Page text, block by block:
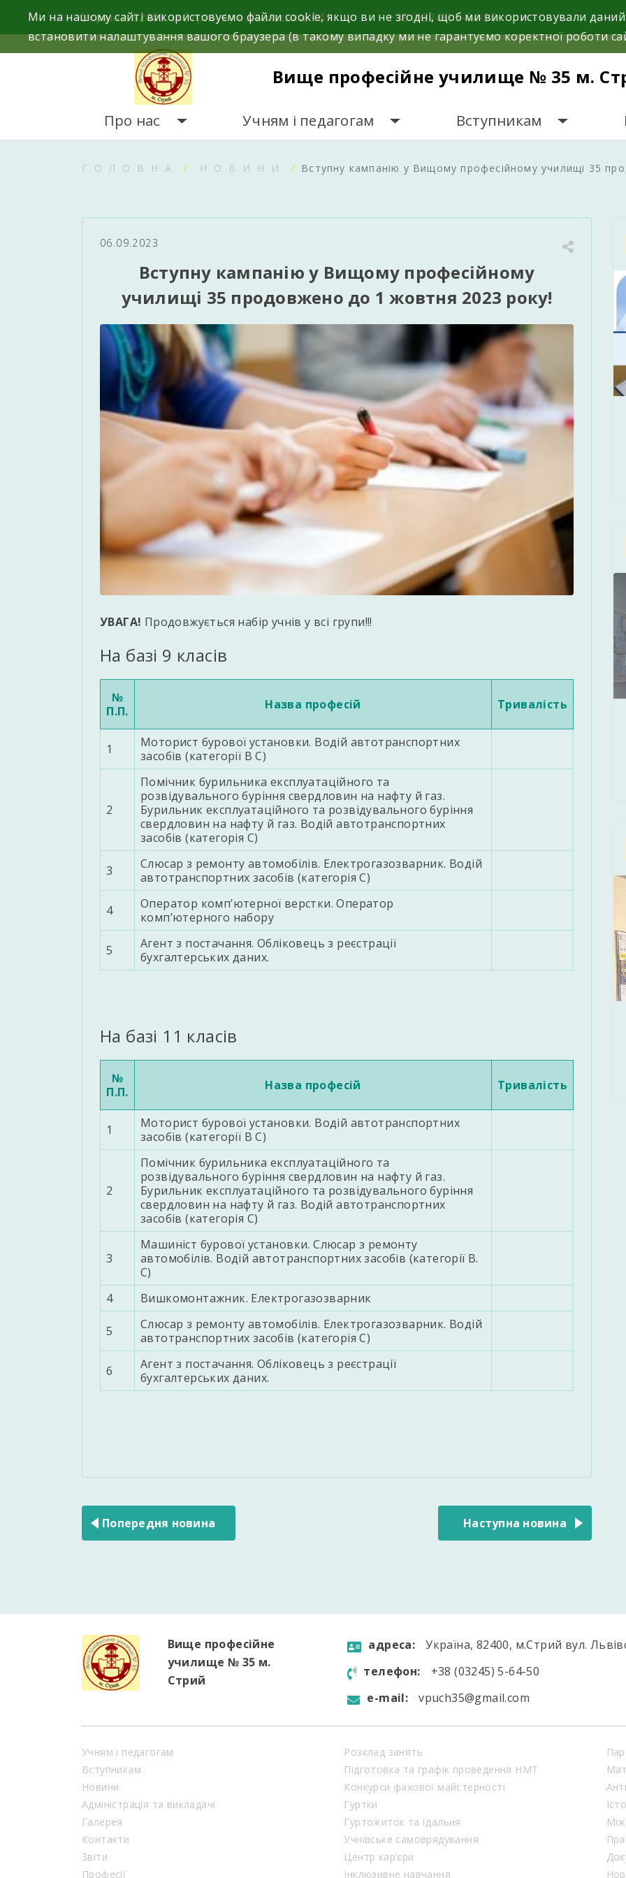
Україна, 82400, м.Стрий вул. Львівська, 141. +38 (03245) 5-64-50
Вище професійне училище № 35 м.
Про нас Учням і педагогам Вступникам
ГОЛОВНА НОВИНИ Вступну кампанію у Вищому професійному училищі 35
06.09.2023
Вступну кампанію у Вищому професійному
училищі 35 продовжено до 1 жовтня 2023 року!
УВАГА! Продовжується набір учнів у всі групи!!!
На базі 9 класів
№
П.П.
Назва професій Тривалiсть
1
Моторист бурової установки. Водій автотранспортних
засобів (категорії В С)
2
Помічник бурильника експлуатаційного та
розвідувального буріння свердловин на нафту й газ.
Бурильник експлуатаційного та розвідувального буріння
свердловин на нафту й газ. Водій автотранспортних
засобів (категорія С)
3
Слюсар з ремонту автомобілів. Електрогазозварник. Водій
автотранспортних засобів (категорія С)
4
Оператор комп’ютерної верстки. Оператор
комп’ютерного набору
5
Агент з постачання. Обліковець з реєстрації
бухгалтерських даних.
На базі 11 класів
№
П.П.
Назва професій Тривалiсть
1
Моторист бурової установки. Водій автотранспортних
засобів (категорії В С)
2
Помічник бурильника експлуатаційного та
розвідувального буріння свердловин на нафту й газ.
Бурильник експлуатаційного та розвідувального буріння
свердловин на нафту й газ. Водій автотранспортних
засобів (категорія С)
3
Машиніст бурової установки. Слюсар з ремонту
автомобілів. Водій автотранспортних засобів (категорії В.
С)
4
Вишкомонтажник. Електрогазозварник
5
Слюсар з ремонту автомобілів. Електрогазозварник. Водій
автотранспортних засобів (категорія С)
6
Агент з постачання. Обліковець з реєстрації
бухгалтерських даних.
записів
Попередня новина Наступна новина
Ми на нашому сайті використовуємо файли cookie, якщо ви не згодні, щоб ми використовували
встановити налаштування вашого браузера (в такому випадку ми не гарантуємо коректної роботи
Вище професійне
училище № 35 м.
Стрий
aдресa:
Україна, 82400, м.Стрий вул.
телефон:
+38 (03245) 5-64-50
e-mail:
vpuch35@gmail.com
Учням і педагогам
Вступникам
Новини
Адміністрація та викладачі
Галерея
Контакти
Звіти
Професії
Розклад занять
Підготовка та графік проведення НМТ
Конкурси фахової майстерності
Гуртки
Гуртожиток та їдальня
Учнівське самоврядування
Центр кар’єри
Інклюзивне навчання